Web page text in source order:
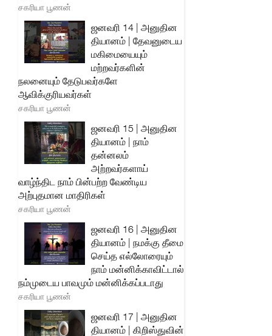
சகரியா பூணன்
ஜனவரி 14 | அனுதின
தியானம் | தேவனுடைய
மகிமையையும்
மற்றவர்களின்
நலனையும் தேடுபவர்களே
ஆவிக்குரியவர்கள்
சகரியா பூணன்
ஜனவரி 15 | அனுதின
தியானம் | நாம்
தன்னலம்
அற்றவர்களாய்
வாழ்ந்திட நாம் பின்பற்ற வேண்டிய
அற்புதமான மாதிரிகள்
சகரியா பூணன்
ஜனவரி 16 | அனுதின
தியானம் | நமக்கு தீமை
செய்த எல்லோரையும்
நாம் மன்னிக்காவிட்டால்
நம்முடைய பாவமும் மன்னிக்கப்படாது
சகரியா பூணன்
ஜனவரி 17 | அனுதின
தியானம் | கிறிஸ்துவின்